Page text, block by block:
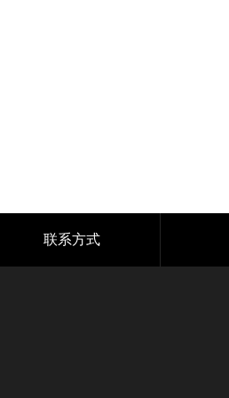
联系方式